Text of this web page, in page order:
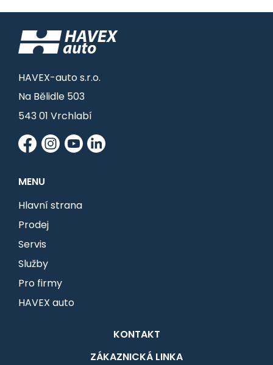
HAVEX-auto s.r.o.
Na Bělidle 503
543 01 Vrchlabí
MENU
Hlavní strana
Prodej
Servis
Služby
Pro firmy
HAVEX auto
KONTAKT
ZÁKAZNICKÁ LINKA